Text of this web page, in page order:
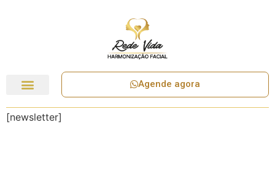
Agende agora
[newsletter]